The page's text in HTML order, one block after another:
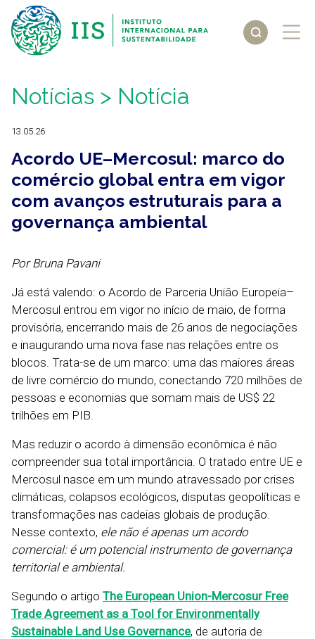
Notícias > Notícia
13.05.26
Acordo UE–Mercosul: marco do
comércio global entra em vigor
com avanços estruturais para a
governança ambiental
Por Bruna Pavani
Já está valendo: o Acordo de Parceria União Europeia–
Mercosul entrou em vigor no início de maio, de forma
provisória, encerrando mais de 26 anos de negociações
e inaugurando uma nova fase nas relações entre os
blocos. Trata-se de um marco: uma das maiores áreas
de livre comércio do mundo, conectando 720 milhões de
pessoas e economias que somam mais de US$ 22
trilhões em PIB.
Mas reduzir o acordo à dimensão econômica é não
compreender sua total importância. O tratado entre UE e
Mercosul nasce em um mundo atravessado por crises
climáticas, colapsos ecológicos, disputas geopolíticas e
transformações nas cadeias globais de produção.
Nesse contexto, ele não é apenas um acordo
comercial: é um potencial instrumento de governança
territorial e ambiental.
Segundo o artigo The European Union-Mercosur Free
Trade Agreement as a Tool for Environmentally
Sustainable Land Use Governance, de autoria de